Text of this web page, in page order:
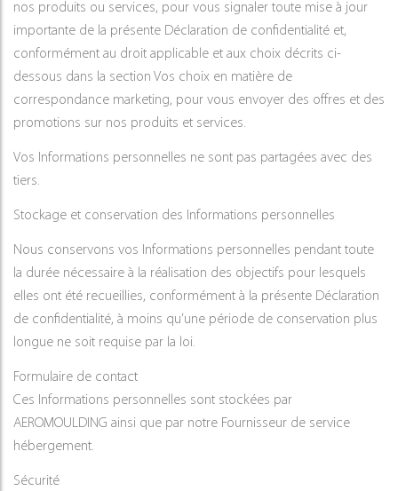
nos produits ou services, pour vous signaler toute mise à jour
importante de la présente Déclaration de confidentialité et,
conformément au droit applicable et aux choix décrits ci-
dessous dans la section Vos choix en matière de
correspondance marketing, pour vous envoyer des offres et des
promotions sur nos produits et services.
Vos Informations personnelles ne sont pas partagées avec des
tiers.
Stockage et conservation des Informations personnelles
Nous conservons vos Informations personnelles pendant toute
la durée nécessaire à la réalisation des objectifs pour lesquels
elles ont été recueillies, conformément à la présente Déclaration
de confidentialité, à moins qu’une période de conservation plus
longue ne soit requise par la loi.
Formulaire de contact
Ces Informations personnelles sont stockées par
AEROMOULDING ainsi que par notre Fournisseur de service
hébergement.
Sécurité